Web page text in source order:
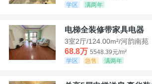
学区
满两年
电梯全装修带家具电器
3室2厅/124.00m²/河韵南苑
68.8万 5548.39元/m²
学区
急售 满两年